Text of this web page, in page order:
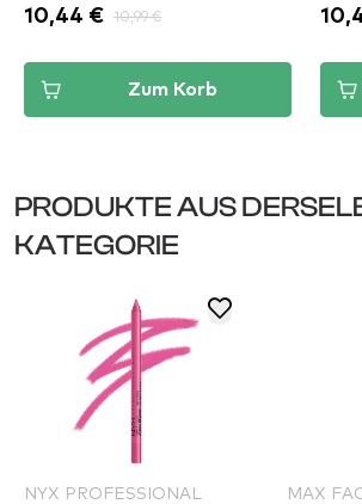
10,44 € 10,99 €
Zum Korb
PRODUKTE AUS
KATEGORIE
NYX PROFESSIONAL
MAX